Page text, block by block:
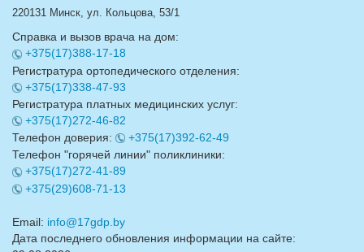
220131 Минск, ул. Кольцова, 53/1
Справка и вызов врача на дом:
+375(17)388-17-18
Регистратура ортопедического отделения:
+375(17)338-47-93
Регистратура платных медицинских услуг:
+375(17)272-46-82
Телефон доверия:
+375(17)392-62-49
Телефон "горячей линии" поликлиники:
+375(17)272-41-89
+375(29)608-71-13
Email: info@17gdp.by
Дата последнего обновления информации на сайте: